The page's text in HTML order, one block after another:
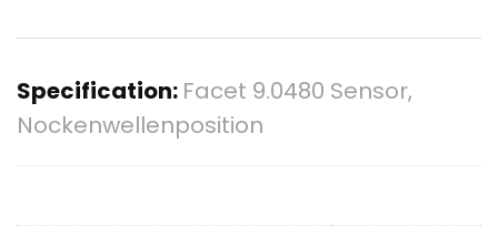
Specification: Facet 9.0480 Sensor,
Nockenwellenposition